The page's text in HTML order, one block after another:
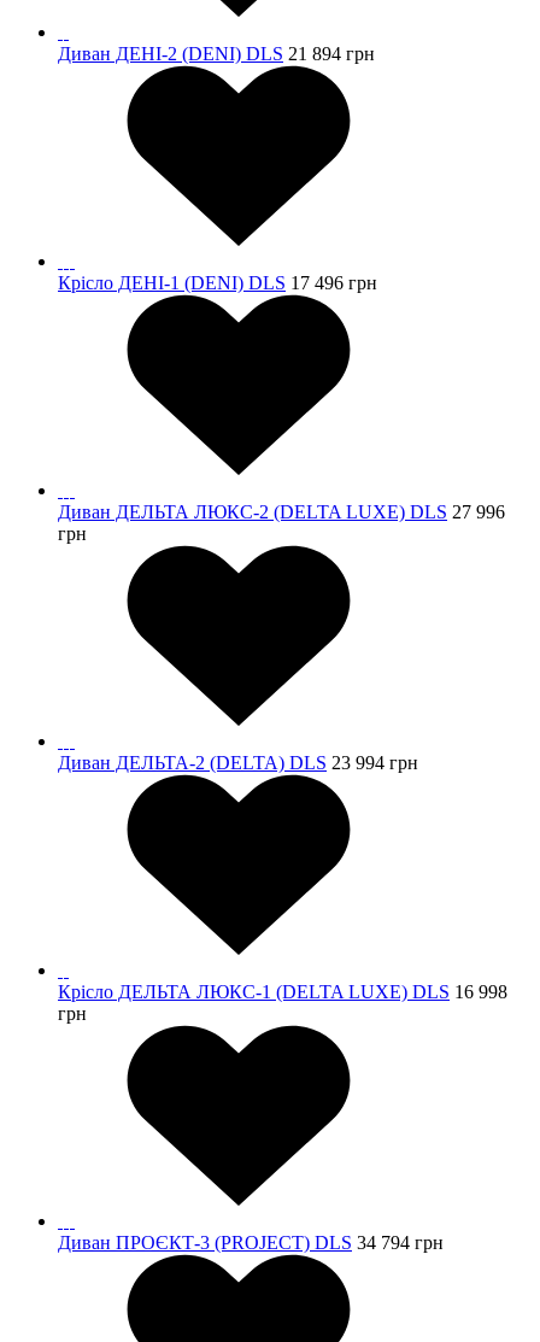
Диван ДЕНІ-2 (DENI) DLS 21 894 грн
Крісло ДЕНІ-1 (DENI) DLS 17 496 грн
Диван ДЕЛЬТА ЛЮКС-2 (DELTA LUXE) DLS 27 996
грн
Диван ДЕЛЬТА-2 (DELTA) DLS 23 994 грн
Крісло ДЕЛЬТА ЛЮКС-1 (DELTA LUXE) DLS 16 998
грн
Диван ПРОЄКТ-3 (PROJECT) DLS 34 794 грн